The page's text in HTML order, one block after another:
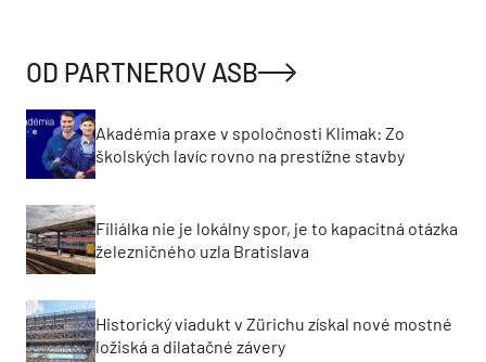
OD PARTNEROV ASB
Akadémia praxe v spoločnosti Klimak: Zo
školských lavíc rovno na prestížne stavby
Filiálka nie je lokálny spor, je to kapacitná otázka
železničného uzla Bratislava
Historický viadukt v Zürichu získal nové mostné
ložiská a dilatačné závery